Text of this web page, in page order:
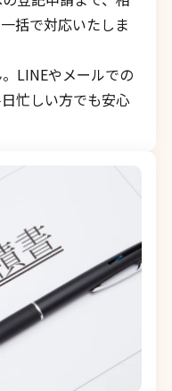
括で対応いたしま
LINEやメールでの
忙しい方でも安心